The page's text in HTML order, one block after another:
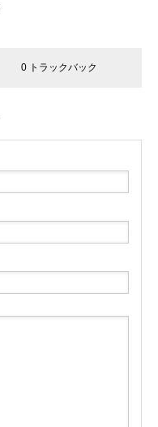
0 トラックバック